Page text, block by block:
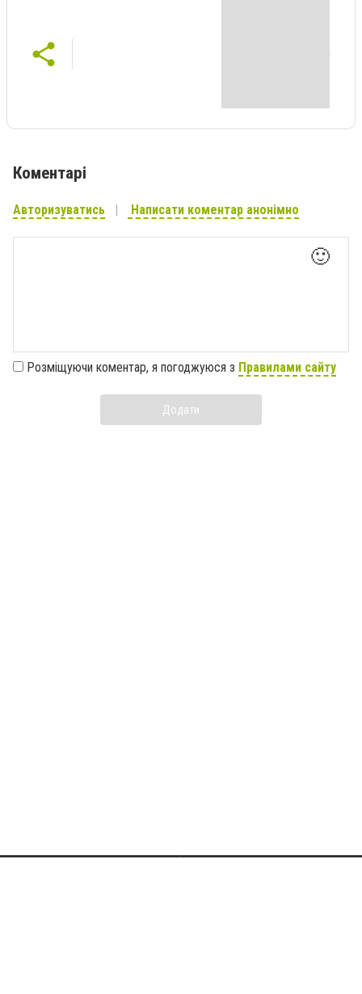
Коментарі
Авторизуватись Написати коментар анонімно
🙂
Розміщуючи коментар, я погоджуюся з Правилами сайту
Додати